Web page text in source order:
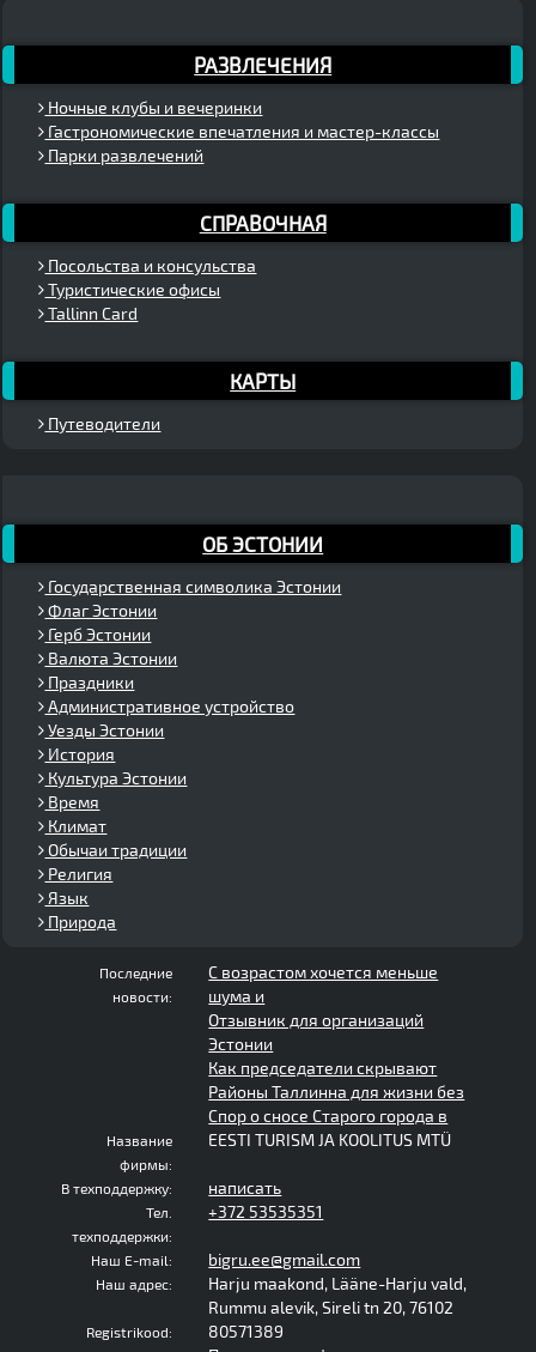
РАЗВЛЕЧЕНИЯ
Ночные клубы и вечеринки
Гастрономические впечатления и мастер-классы
Парки развлечений
СПРАВОЧНАЯ
Посольства и консульства
Туристические офисы
Tallinn Card
КАРТЫ
Путеводители
ОБ ЭСТОНИИ
Государственная символика Эстонии
Флаг Эстонии
Герб Эстонии
Валюта Эстонии
Праздники
Административное устройство
Уезды Эстонии
История
Культура Эстонии
Время
Климат
Обычаи традиции
Религия
Язык
Природа
Последние
новости:
С возрастом хочется меньше
шума и
Отзывник для организаций
Эстонии
Как председатели скрывают
Районы Таллинна для жизни без
Спор о сносе Старого города в
Название
фирмы:
EESTI TURISM JA KOOLITUS MTÜ
В техподдержку: написать
Тел.
техподдержки:
+372 53535351
Наш E-mail: bigru.ee@gmail.com
Наш адрес:
Harju maakond, Lääne-Harju vald,
Rummu alevik, Sireli tn 20, 76102
Registrikood:
80571389